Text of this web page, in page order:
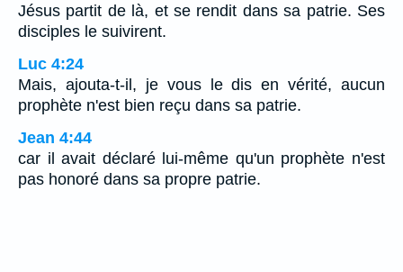
Jésus partit de là, et se rendit dans sa patrie. Ses
disciples le suivirent.
Luc 4:24
Mais, ajouta-t-il, je vous le dis en vérité, aucun
prophète n'est bien reçu dans sa patrie.
Jean 4:44
car il avait déclaré lui-même qu'un prophète n'est
pas honoré dans sa propre patrie.